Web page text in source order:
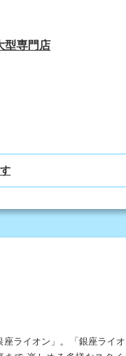
型専門店
ライオン」。「銀座ライ